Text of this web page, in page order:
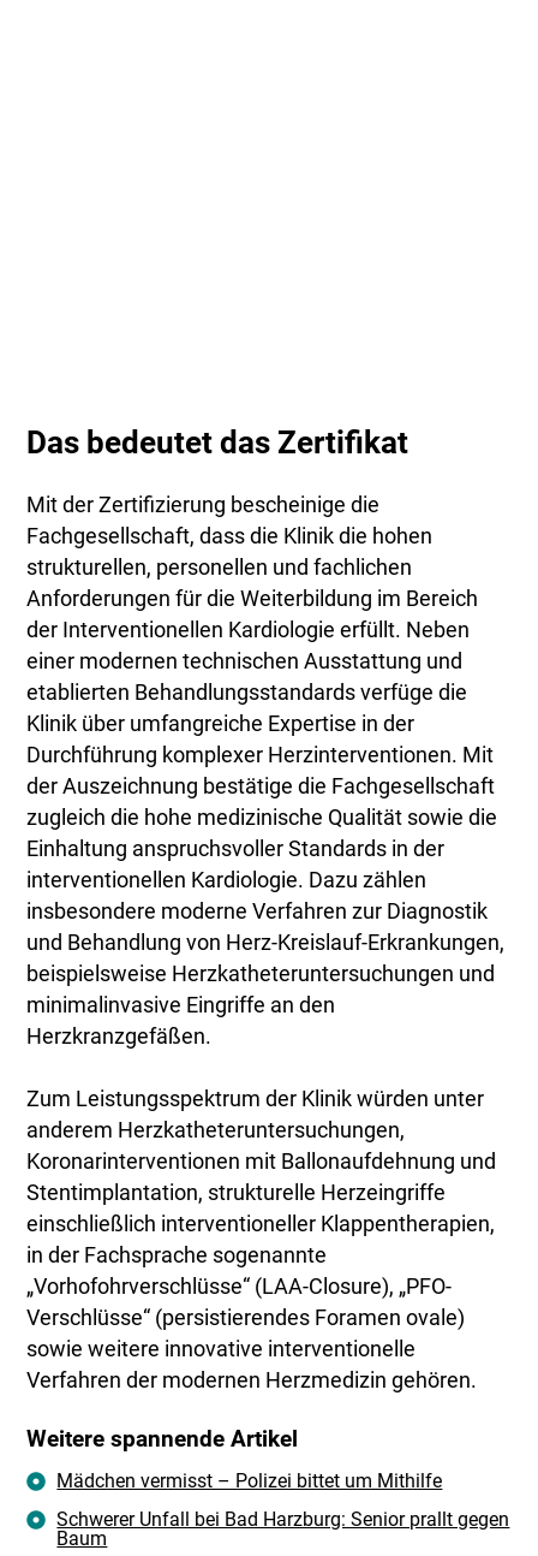
Das bedeutet das Zertifikat
Mit der Zertifizierung bescheinige die
Fachgesellschaft, dass die Klinik die hohen
strukturellen, personellen und fachlichen
Anforderungen für die Weiterbildung im Bereich
der Interventionellen Kardiologie erfüllt. Neben
einer modernen technischen Ausstattung und
etablierten Behandlungsstandards verfüge die
Klinik über umfangreiche Expertise in der
Durchführung komplexer Herzinterventionen. Mit
der Auszeichnung bestätige die Fachgesellschaft
zugleich die hohe medizinische Qualität sowie die
Einhaltung anspruchsvoller Standards in der
interventionellen Kardiologie. Dazu zählen
insbesondere moderne Verfahren zur Diagnostik
und Behandlung von Herz-Kreislauf-Erkrankungen,
beispielsweise Herzkatheteruntersuchungen und
minimalinvasive Eingriffe an den
Herzkranzgefäßen.
Zum Leistungsspektrum der Klinik würden unter
anderem Herzkatheteruntersuchungen,
Koronarinterventionen mit Ballonaufdehnung und
Stentimplantation, strukturelle Herzeingriffe
einschließlich interventioneller Klappentherapien,
in der Fachsprache sogenannte
„Vorhofohrverschlüsse“ (LAA-Closure), „PFO-
Verschlüsse“ (persistierendes Foramen ovale)
sowie weitere innovative interventionelle
Verfahren der modernen Herzmedizin gehören.
Weitere spannende Artikel
Mädchen vermisst – Polizei bittet um Mithilfe
Schwerer Unfall bei Bad Harzburg: Senior prallt gegen
Baum